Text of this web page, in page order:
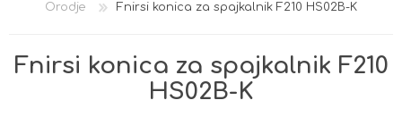
Orodje
Fnirsi konica za spajkalnik F210 HS02B-K
Fnirsi konica za spajkalnik F210
HS02B-K